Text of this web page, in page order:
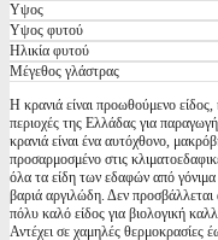
Υψος
Υψος φυτού
Ηλικία φυτού
Μέγεθος γλάστρας
Η κρανιά είναι προωθούμενο είδος,
περιοχές της Ελλάδας για
κρανιά είναι ένα αυτόχθονο,
προσαρμοσμένο στις
όλα τα είδη των εδαφών από
βαριά αργιλώδη. Δεν προσβάλλεται
πόλυ καλό είδος για βιολογική
Αντέχει σε χαμηλές θερμοκρασίες